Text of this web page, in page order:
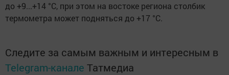
до +9...+14 °C, при этом на востоке региона столбик
термометра может подняться до +17 °C.
Следите за самым важным и интересным в
Telegram-канале Татмедиа